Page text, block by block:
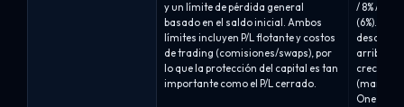
y un límite de pérdida general
basado en el saldo inicial. Ambos
límites incluyen P/L flotante y costos
de trading (comisiones/swaps), por
lo que la protección del capital es tan
importante como el P/L cerrado.
/ 8% /
(6%). La
desde el
arriba a
(marca
One